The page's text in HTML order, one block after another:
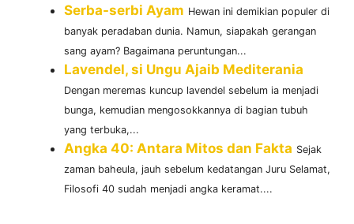
Serba-serbi Ayam Hewan ini demikian populer di
banyak peradaban dunia. Namun, siapakah gerangan
sang ayam? Bagaimana peruntungan...
Lavendel, si Ungu Ajaib Mediterania
Dengan meremas kuncup lavendel sebelum ia menjadi
bunga, kemudian mengosokkannya di bagian tubuh
yang terbuka,...
Angka 40: Antara Mitos dan Fakta Sejak
zaman baheula, jauh sebelum kedatangan Juru Selamat,
Filosofi 40 sudah menjadi angka keramat....